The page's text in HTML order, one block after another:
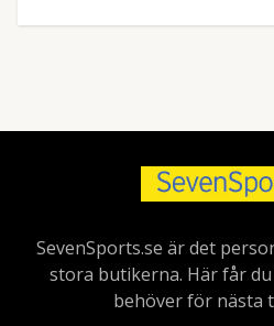
SevenSports.se är det
stora butikerna. Här får
behöver för nästa